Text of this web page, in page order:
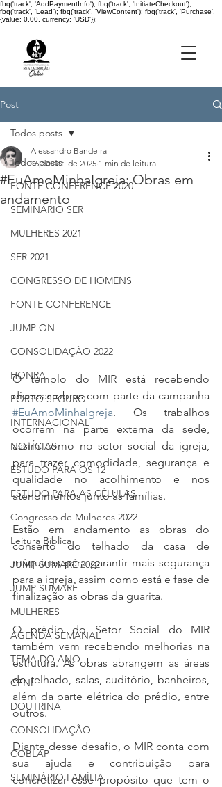
fbq('track', 'AddPaymentInfo'); fbq('track', 'InitiateCheckout');
fbq('track', 'Lead'); fbq('track', 'ViewContent'); fbq('track', 'Purchase',
{value: 0.00, currency: 'USD'});
Post
Todos posts
FONTE CONFERENCE 2020
SEMINÁRIO SER
MULHERES 2021
SER 2021
CONGRESSO DE HOMENS
FONTE CONFERENCE
JUMP ON
CONSOLIDAÇÃO 2022
HONRA
PORTO SEGURO
INTERNACIONAL
NOTÍCIAS
ESTUDO PARA OS 12
ESTUDO PARA AS CÉLULAS
Congresso de Mulheres 2022
Leitura Bíblica
JUMP SUMARÉ 2022
JUMP SUMARÉ
MULHERES
AGENDA SEMANAL
TEMA DO ANO
CFNI
DOUTRINA
CONSOLIDAÇÃO
COBLAP
SEMINÁRIO FAMÍLIA
Todos posts
#EuAmoMinhaIgreja: Obras em
andamento
Alessandro Bandeira
16 de set. de 2025 1 min de leitura
O templo do MIR está recebendo
#EuAmoMinhaIgreja. Os trabalhos
ocorrem na parte externa da sede,
assim como no setor social da igreja,
para trazer comodidade, segurança e
qualidade no acolhimento e nos
atendimentos junto às famílias.
Estão em andamento as obras do
conserto do telhado da casa de
máquinas para garantir mais segurança
para a igreja, assim como está e fase de
finalização as obras da guarita.
O prédio do Setor Social do MIR
também vem recebendo melhorias na
estrutura. As obras abrangem as áreas
do telhado, salas, auditório, banheiros,
além da parte elétrica do prédio, entre
outros.
Diante desse desafio, o MIR conta com
sua ajuda e contribuição para
concretizar esse propósito que tem o